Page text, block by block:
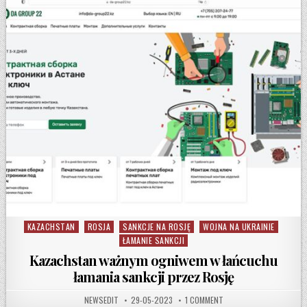
Posted in
KAZACHSTAN ROSJA SANKCJE NA ROSJĘ
WOJNA NA UKRAINIE
ŁAMANIE SANKCJI
Kazachstan ważnym ogniwem w łańcuchu
łamania sankcji przez Rosję
AUTHOR:
NEWSEDIT PUBLISHED DATE:
29-05-2023 1 COMMENTON KAZACHSTAN